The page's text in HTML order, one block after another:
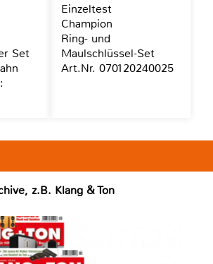
z.B. Klang & Ton
Set
Einzeltest
Champion
Ring- und
Maulschlüssel-Set
Art.Nr. 070120240025